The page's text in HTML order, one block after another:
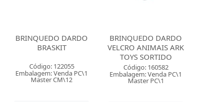
BRINQUEDO DARDO
BRASKIT
Código: 122055
Embalagem: Venda PC\1
Master CM\12
BRINQUEDO DARDO
VELCRO ANIMAIS ARK
TOYS SORTIDO
Código: 160582
Embalagem: Venda PC\1
Master PC\1